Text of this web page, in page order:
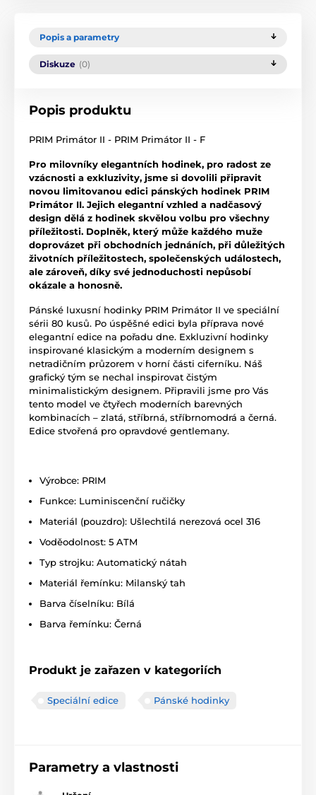
Popis a parametry
Diskuze (0)
Popis produktu
PRIM Primátor II - PRIM Primátor II - F
Pro milovníky elegantních hodinek, pro radost ze
vzácnosti a exkluzivity, jsme si dovolili připravit
novou limitovanou edici pánských hodinek PRIM
Primátor II. Jejich elegantní vzhled a nadčasový
design dělá z hodinek skvělou volbu pro všechny
příležitosti. Doplněk, který může každého muže
doprovázet při obchodních jednáních, při důležitých
životních příležitostech, společenských událostech,
ale zároveň, díky své jednoduchosti nepůsobí
okázale a honosně.
Pánské luxusní hodinky PRIM Primátor II ve speciální
sérii 80 kusů. Po úspěšné edici byla příprava nové
elegantní edice na pořadu dne. Exkluzivní hodinky
inspirované klasickým a moderním designem s
netradičním průzorem v horní části ciferníku. Náš
grafický tým se nechal inspirovat čistým
minimalistickým designem. Připravili jsme pro Vás
tento model ve čtyřech moderních barevných
kombinacích – zlatá, stříbrná, stříbrnomodrá a černá.
Edice stvořená pro opravdové gentlemany.
Výrobce: PRIM
Funkce: Luminiscenční ručičky
Materiál (pouzdro): Ušlechtilá nerezová ocel 316
Voděodolnost: 5 ATM
Typ strojku: Automatický nátah
Materiál řemínku: Milanský tah
Barva číselníku: Bílá
Barva řemínku: Černá
Produkt je zařazen v kategoriích
Speciální edice Pánské hodinky
Parametry a vlastnosti